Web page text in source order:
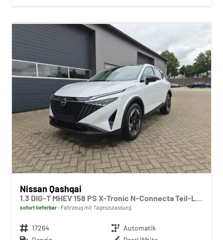
Nissan Qashqai
1.3 DIG-T MHEV 158 PS X-Tronic N-Connecta Teil-Leder PanoGlasdach Klimaautomatik Sitzheizung Lenkradheizung Navi ACC PDC v+h 360°Kamera DAB Bluetooth Touchscreen Apple CarPlay Android Auto 18"LM
sofort lieferbar Fahrzeug mit Tageszulassung
Fahrzeugnr. 17264 Getriebe Automatik